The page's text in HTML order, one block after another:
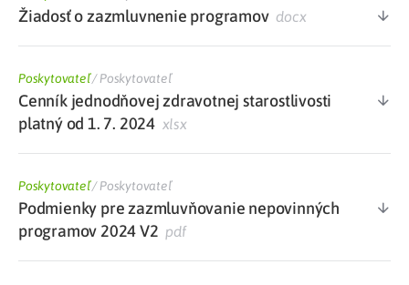
Žiadosť o zazmluvnenie programovdocx
Poskytovateľ/Poskytovateľ
Cenník jednodňovej zdravotnej starostlivosti
platný od 1. 7. 2024 xlsx
Poskytovateľ/Poskytovateľ
Podmienky pre zazmluvňovanie nepovinných
programov 2024 V2 pdf